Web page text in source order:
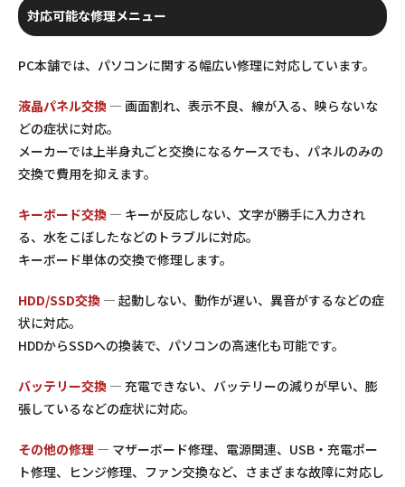
対応可能な修理メニュー
PC本舗では、パソコンに関する幅広い修理に対応しています。
液晶パネル交換 — 画面割れ、表示不良、線が入る、映らないな
どの症状に対応。
メーカーでは上半身丸ごと交換になるケースでも、パネルのみの
交換で費用を抑えます。
キーボード交換 — キーが反応しない、文字が勝手に入力され
る、水をこぼしたなどのトラブルに対応。
キーボード単体の交換で修理します。
HDD/SSD交換 — 起動しない、動作が遅い、異音がするなどの症
状に対応。
HDDからSSDへの換装で、パソコンの高速化も可能です。
バッテリー交換 — 充電できない、バッテリーの減りが早い、膨
張しているなどの症状に対応。
その他の修理 — マザーボード修理、電源関連、USB・充電ポー
ト修理、ヒンジ修理、ファン交換など、さまざまな故障に対応し